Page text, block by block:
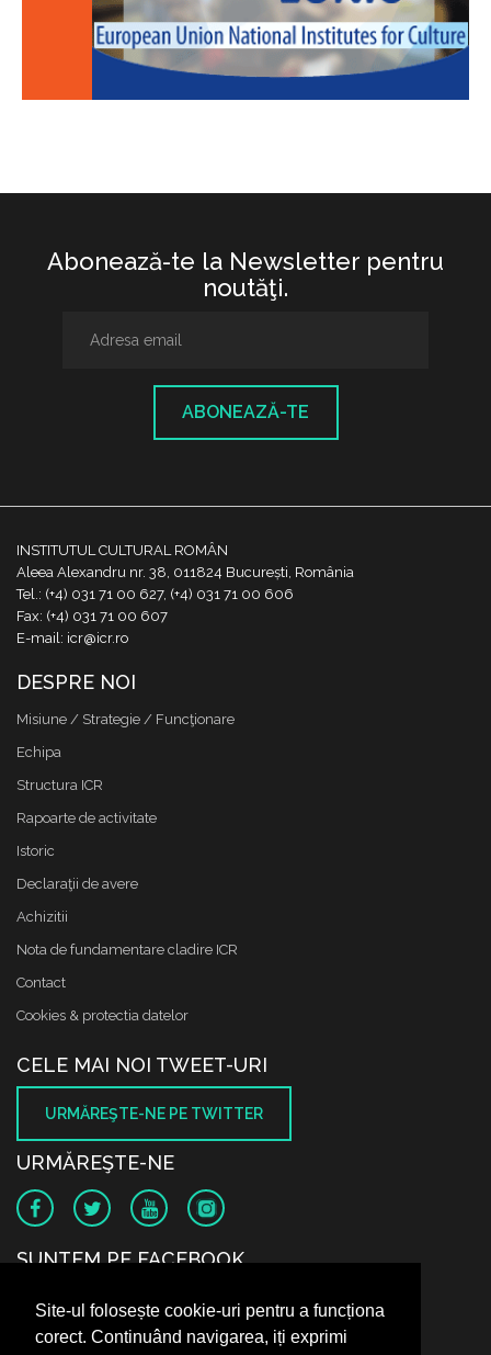
Site-ul folosește cookie-uri pentru a funcționa
corect. Continuând navigarea, iți exprimi
Abonează-te la Newsletter pentru
noutăţi.
ABONEAZĂ-TE
INSTITUTUL CULTURAL ROMÂN
Aleea Alexandru nr. 38, 011824 București, România
Tel.: (+4) 031 71 00 627, (+4) 031 71 00 606
Fax: (+4) 031 71 00 607
E-mail: icr@icr.ro
DESPRE NOI
Misiune / Strategie / Funcţionare
Echipa
Structura ICR
Rapoarte de activitate
Istoric
Declaraţii de avere
Achizitii
Nota de fundamentare cladire ICR
Contact
Cookies & protectia datelor
CELE MAI NOI TWEET-URI
URMĂREŞTE-NE PE TWITTER
URMĂREŞTE-NE
SUNTEM PE FACEBOOK